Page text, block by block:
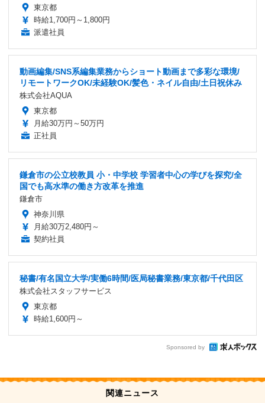
東京都
時給1,700円～1,800円
派遣社員
動画編集/SNS系編集業務からショート動画まで多彩な環境/
リモートワークOK/未経験OK/髪色・ネイル自由/土日祝休み
株式会社AQUA
東京都
月給30万円～50万円
正社員
鎌倉市の公立校教員 小・中学校 学習者中心の学びを探究/全
国でも高水準の働き方改革を推進
鎌倉市
神奈川県
月給30万2,480円～
契約社員
秘書/有名国立大学/実働6時間/医局秘書業務/東京都/千代田区
株式会社スタッフサービス
東京都
時給1,600円～
Sponsored by
関連ニュース